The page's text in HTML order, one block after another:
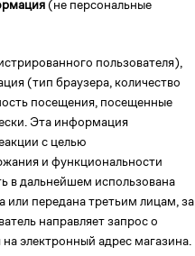
(не персональные
пользователя),
(тип браузера, количество
посещения, посещенные
Эта информация
с целью
и функциональности
в дальнейшем использована
передана третьим лицам, за
направляет запрос о
электронный адрес магазина.